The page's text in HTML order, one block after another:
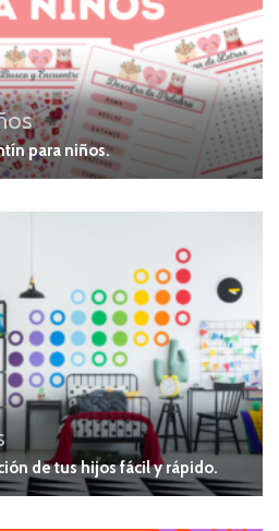
para niños.
de tus hijos fácil y rápido.